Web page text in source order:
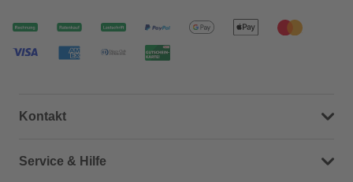
Kontakt
Dein Kontakt zu uns
Service & Hilfe